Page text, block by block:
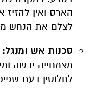
לצלם את הנחש
סכנות אש ומנגל:
מצמחייה יבשה
לחלוטין בעת